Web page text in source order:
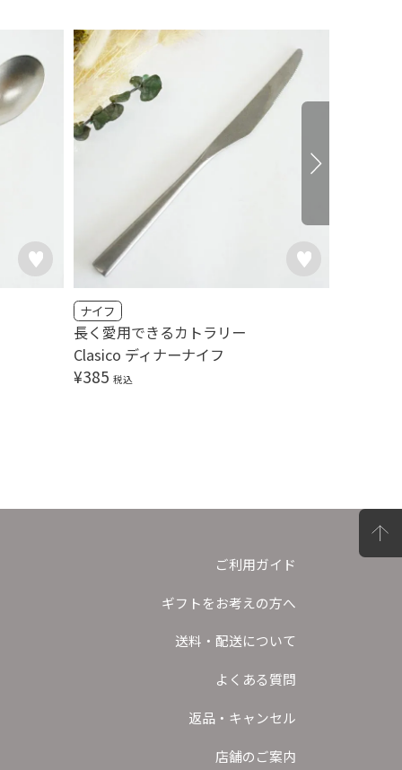
Clasico ディナーナイフ
ナイフ
¥385 税込
長く愛用できるカトラリー
ご利用ガイド
ギフトをお考えの方へ
送料・配送について
よくある質問
返品・キャンセル
店舗のご案内